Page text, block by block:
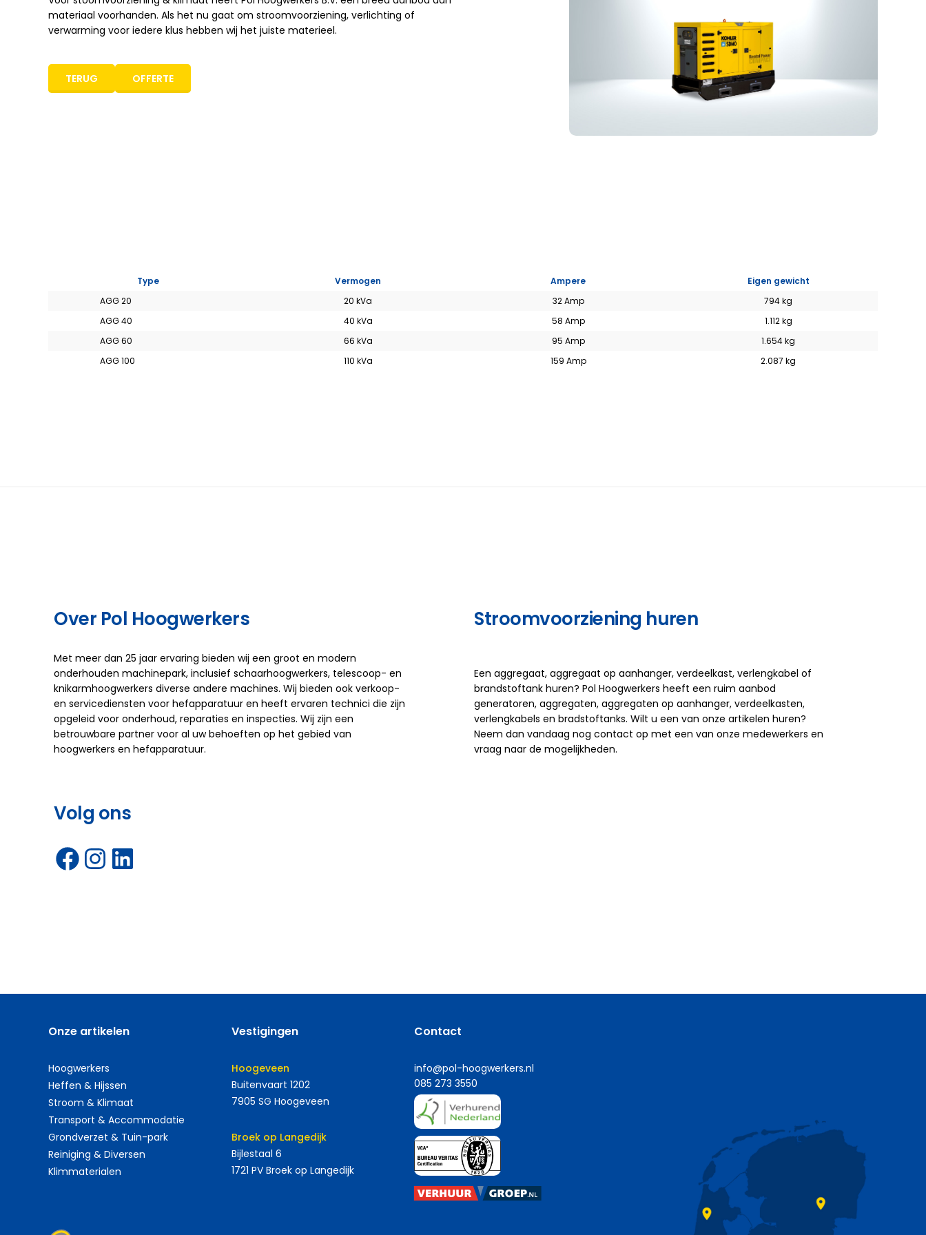
Mastboom hoogwerkers
materiaal voorhanden. Als het nu gaat om stroomvoorziening, verlichting of
verwarming voor iedere klus hebben wij het juiste materieel.
TERUG OFFERTE
Type Vermogen Ampere
Eigen gewicht
AGG 20
20 kVa 32 Amp
794 kg
AGG 40
40 kVa 58 Amp
1.112 kg
AGG 60
66 kVa 95 Amp
1.654 kg
AGG 100
110 kVa 159 Amp 2.087 kg
Over Pol Hoogwerkers
Met meer dan 25 jaar ervaring bieden wij een groot en modern
onderhouden machinepark, inclusief schaarhoogwerkers, telescoop- en
knikarmhoogwerkers diverse andere machines. Wij bieden ook verkoop-
en servicediensten voor hefapparatuur en heeft ervaren technici die zijn
opgeleid voor onderhoud, reparaties en inspecties. Wij zijn een
betrouwbare partner voor al uw behoeften op het gebied van
hoogwerkers en hefapparatuur.
Stroomvoorziening huren
Een aggregaat, aggregaat op aanhanger, verdeelkast, verlengkabel of
brandstoftank huren? Pol Hoogwerkers heeft een ruim aanbod
generatoren, aggregaten, aggregaten op aanhanger, verdeelkasten,
verlengkabels en bradstoftanks. Wilt u een van onze artikelen huren?
Neem dan vandaag nog contact op met een van onze medewerkers en
vraag naar de mogelijkheden.
Volg ons
Onze artikelen
Hoogwerkers
Heffen & Hijssen
Stroom & Klimaat
Transport & Accommodatie
Grondverzet & Tuin-park
Reiniging & Diversen
Klimmaterialen
Vestigingen
Hoogeveen
Buitenvaart 1202
7905 SG Hoogeveen
Broek op Langedijk
Bijlestaal 6
1721 PV Broek op Langedijk
Contact
info@pol-hoogwerkers.nl
085 273 3550